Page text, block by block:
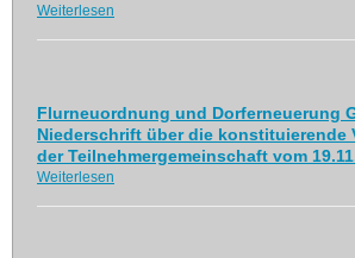
Weiterlesen
Flurneuordnung und Dorferneuerung
Niederschrift über die konstituierende
der Teilnehmergemeinschaft vom
Weiterlesen